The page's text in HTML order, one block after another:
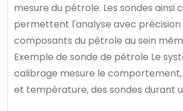
mesure du pétrole. Les sondes ainsi
permettent l'analyse avec
composants du pétrole au sein
Exemple de sonde de pétrole Le
calibrage mesure le comportement,
et température, des sondes durant